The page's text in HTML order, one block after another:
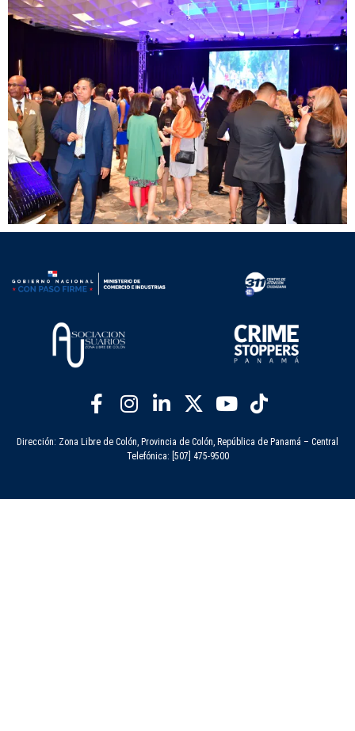
Dirección: Zona Libre de Colón, Provincia de Colón, República de Panamá – Central
Telefónica: [507] 475-9500